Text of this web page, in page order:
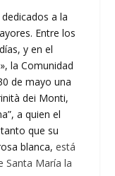
a la
Entre los
y en el
la Comunidad
de mayo una
dei Monti,
a quien el
que su
blanca,está
Santa María la